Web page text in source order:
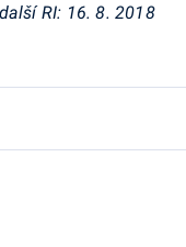
RI: 16. 8. 2018